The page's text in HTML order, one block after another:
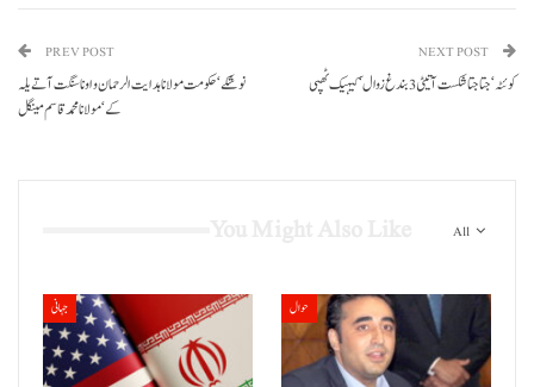
PREV POST
نوشکے‘ حکومت مولانا ہدایت الرحمان و اونا سنگت آتے یلہ
کے‘ مولانا محمد قاسم مینگل
NEXT POST
کوئٹہ‘ جتاجتا شکست آتیٹی 3 بندغ زوال‘ کیہیک ٹھپی
All
جہانی حوال